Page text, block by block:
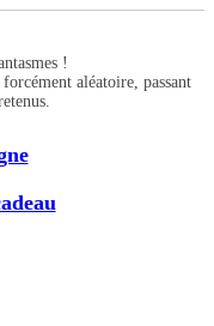
!
aléatoire, passant